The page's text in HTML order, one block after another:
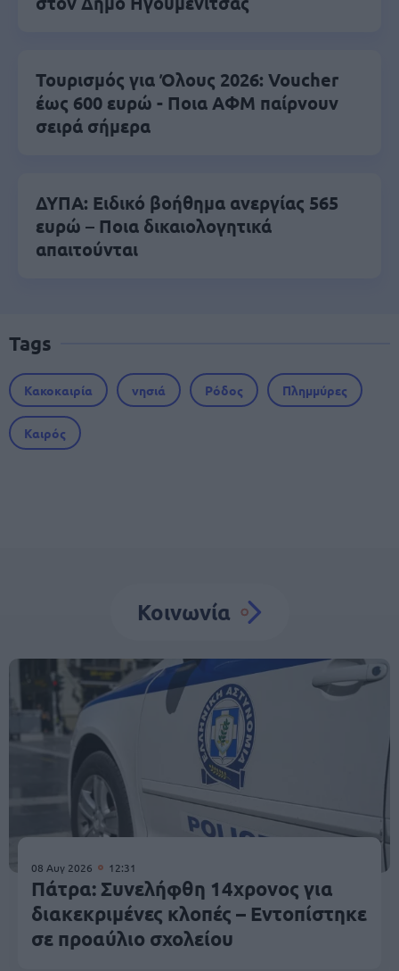
Τουρισμός για Όλους 2026: Voucher
έως 600 ευρώ - Ποια ΑΦΜ παίρνουν
σειρά σήμερα
ΔΥΠΑ: Ειδικό βοήθημα ανεργίας 565
ευρώ – Ποια δικαιολογητικά
απαιτούνται
Tags
Κακοκαιρία νησιά Ρόδος Πλημμύρες
Καιρός
Κοινωνία
08 Αυγ 2026 12:31
Πάτρα: Συνελήφθη 14χρονος για
διακεκριμένες κλοπές – Εντοπίστηκε
σε προαύλιο σχολείου